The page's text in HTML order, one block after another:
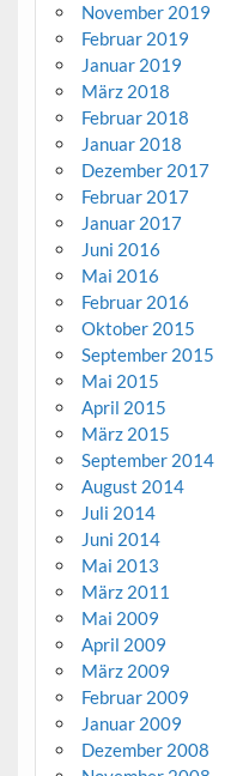
November 2019
Februar 2019
Januar 2019
März 2018
Februar 2018
Januar 2018
Dezember 2017
Februar 2017
Januar 2017
Juni 2016
Mai 2016
Februar 2016
Oktober 2015
September 2015
Mai 2015
April 2015
März 2015
September 2014
August 2014
Juli 2014
Juni 2014
Mai 2013
März 2011
Mai 2009
April 2009
März 2009
Februar 2009
Januar 2009
Dezember 2008